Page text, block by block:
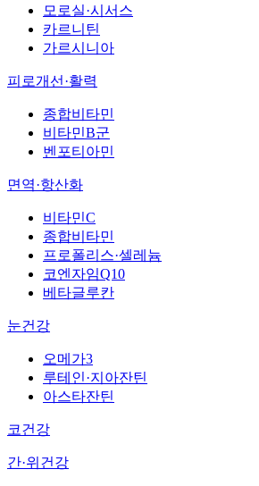
모로실·시서스
카르니틴
가르시니아
피로개선·활력
종합비타민
비타민B군
벤포티아민
면역·항산화
비타민C
종합비타민
프로폴리스·셀레늄
코엔자임Q10
베타글루칸
눈건강
오메가3
루테인·지아잔틴
아스타잔틴
코건강
간·위건강